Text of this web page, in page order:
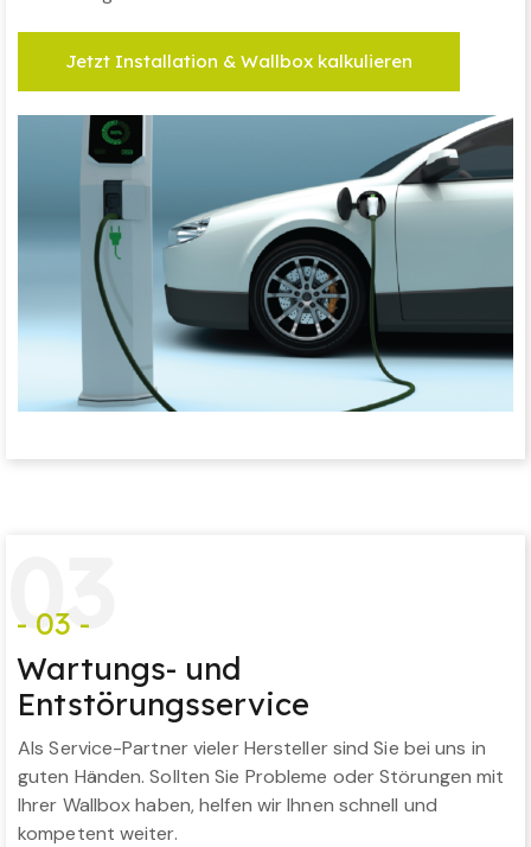
Jetzt Installation & Wallbox kalkulieren
03
- 03 -
Wartungs- und
Entstörungsservice
Als Service-Partner vieler Hersteller sind Sie bei uns in
guten Händen. Sollten Sie Probleme oder Störungen mit
Ihrer Wallbox haben, helfen wir Ihnen schnell und
kompetent weiter.